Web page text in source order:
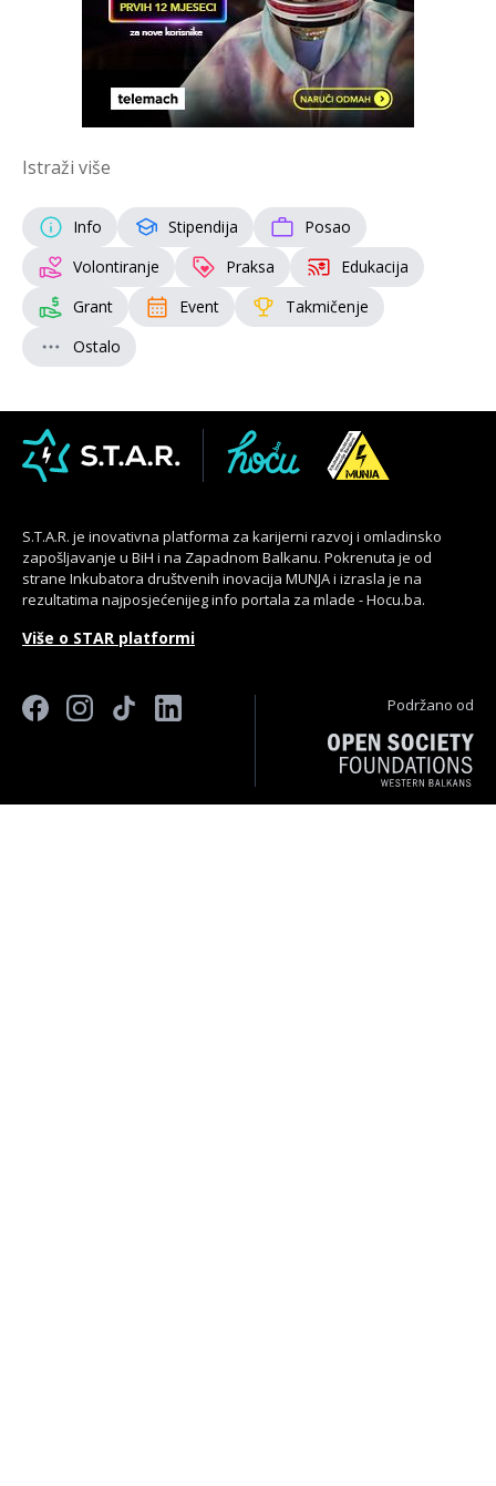
Istraži više
Info Stipendija
Posao
Volontiranje
Praksa
Edukacija
Grant
Event
Takmičenje
Ostalo
S.T.A.R. je inovativna platforma za karijerni razvoj i omladinsko
zapošljavanje u BiH i na Zapadnom Balkanu. Pokrenuta je od
strane Inkubatora društvenih inovacija MUNJA i izrasla je na
rezultatima najposjećenijeg info portala za mlade - Hocu.ba.
Više o STAR platformi
Podržano od